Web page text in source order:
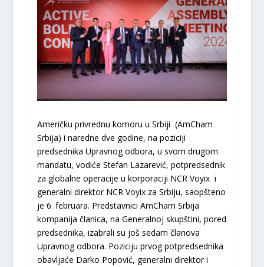
Američku privrednu komoru u Srbiji (AmCham
Srbija) i naredne dve godine, na poziciji
predsednika Upravnog odbora, u svom drugom
mandatu, vodiće Stefan Lazarević, potpredsednik
za globalne operacije u korporaciji NCR Voyix i
generalni direktor NCR Voyix za Srbiju, saopšteno
je 6. februara. Predstavnici AmCham Srbija
kompanija članica, na Generalnoj skupštini, pored
predsednika, izabrali su još sedam članova
Upravnog odbora. Poziciju prvog potpredsednika
obavljaće Darko Popović, generalni direktor i